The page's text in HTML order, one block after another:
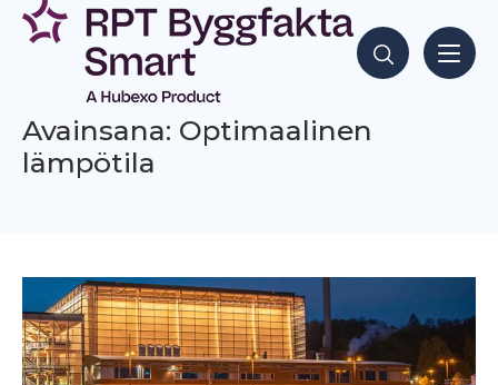
Siirry
sisältöön
Hae sisältöjä
Avainsana: Optimaalinen
lämpötila